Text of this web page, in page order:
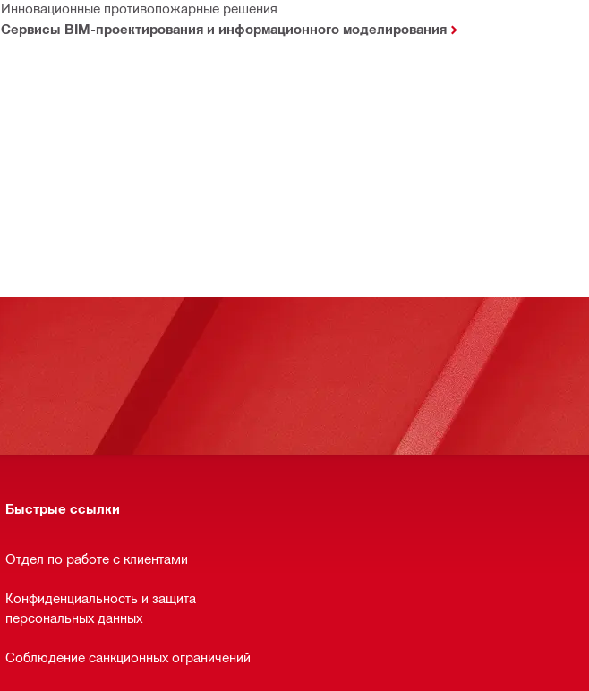
Инновационные противопожарные решения
Сервисы BIM-проектирования и информационного моделирования
Быстрые ссылки
Отдел по работе с клиентами
Конфиденциальность и защита
персональных данных
Соблюдение санкционных ограничений